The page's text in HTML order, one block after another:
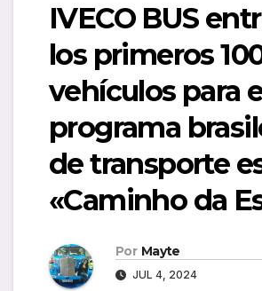
IVECO BUS
los primeros
vehículos para
programa
de transporte
«Caminho da
Por Mayte
JUL 4, 2024